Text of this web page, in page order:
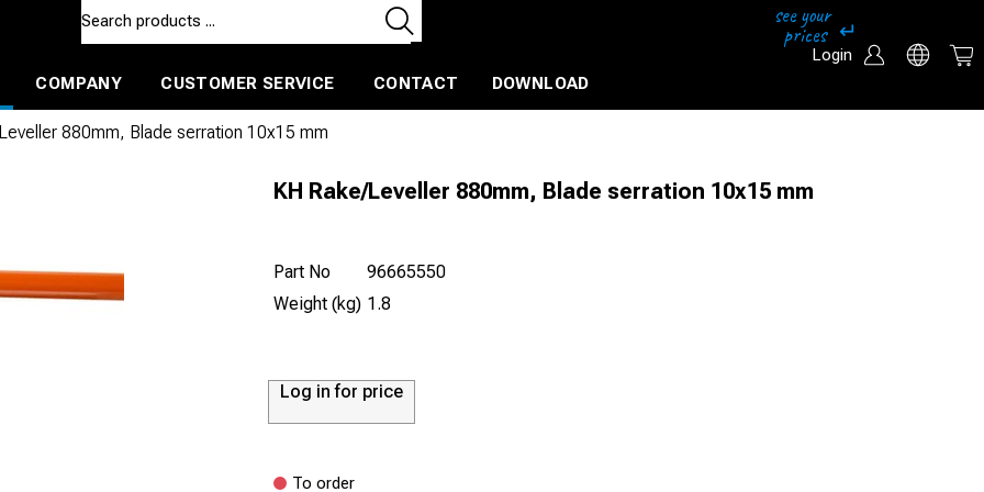
Login
COMPANY CUSTOMER SERVICE CONTACT DOWNLOAD
880mm, Blade serration 10x15 mm
KH Rake/Leveller 880mm, Blade serration 10x15 mm
Part No
96665550
Weight (kg) 1.8
Log in for price
To order